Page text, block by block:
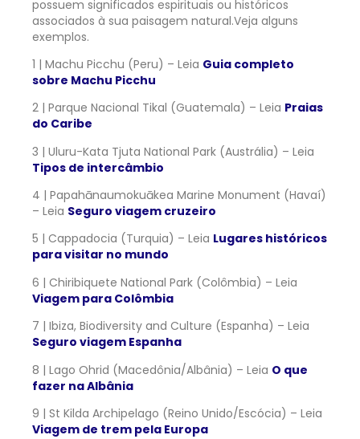
possuem significados espirituais ou históricos
associados à sua paisagem natural.Veja alguns
exemplos.
1 | Machu Picchu (Peru) – Leia Guia completo
sobre Machu Picchu
2 | Parque Nacional Tikal (Guatemala) – Leia Praias
do Caribe
3 | Uluru-Kata Tjuta National Park (Austrália) – Leia
Tipos de intercâmbio
4 | Papahānaumokuākea Marine Monument (Havaí)
– Leia Seguro viagem cruzeiro
5 | Cappadocia (Turquia) – Leia Lugares históricos
para visitar no mundo
6 | Chiribiquete National Park (Colômbia) – Leia
Viagem para Colômbia
7 | Ibiza, Biodiversity and Culture (Espanha) – Leia
Seguro viagem Espanha
8 | Lago Ohrid (Macedônia/Albânia) – Leia O que
fazer na Albânia
9 | St Kilda Archipelago (Reino Unido/Escócia) – Leia
Viagem de trem pela Europa